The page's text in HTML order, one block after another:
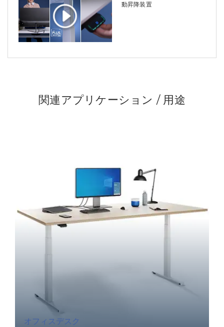
動昇降装置
関連アプリケーション / 用途
オフィスデスク